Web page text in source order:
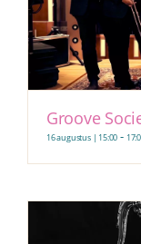
Groove
16 augustus | 15:00 -